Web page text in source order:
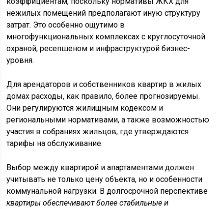
нежилых помещений предполагают иную структуру
затрат. Это особенно ощутимо в
многофункциональных комплексах с круглосуточной
охраной, ресепшеном и инфраструктурой бизнес-
уровня.
Для арендаторов и собственников квартир в жилых
домах расходы, как правило, более прогнозируемы.
Они регулируются жилищным кодексом и
региональными нормативами, а также возможностью
участия в собраниях жильцов, где утверждаются
тарифы на обслуживание.
Выбор между квартирой и апартаментами должен
учитывать не только цену объекта, но и особенности
коммунальной нагрузки. В долгосрочной перспективе
квартиры обеспечивают более стабильные и